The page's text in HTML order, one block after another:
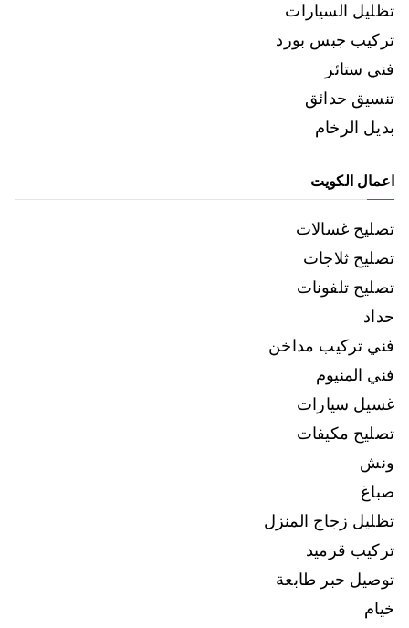
تظليل السيارات
تركيب جبس بورد
فني ستائر
تنسيق حدائق
بديل الرخام
اعمال الكويت
تصليح غسالات
تصليح ثلاجات
تصليح تلفونات
حداد
فني تركيب مداخن
فني المنيوم
غسيل سيارات
تصليح مكيفات
ونش
صباغ
تظليل زجاج المنزل
تركيب قرميد
توصيل حبر طابعة
خيام